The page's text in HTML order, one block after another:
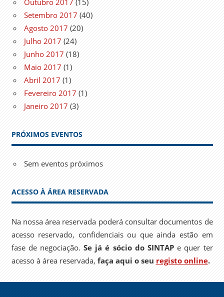
Setembro 2017 (40)
Agosto 2017 (20)
Julho 2017 (24)
Junho 2017 (18)
Maio 2017 (1)
Abril 2017 (1)
Fevereiro 2017 (1)
Janeiro 2017 (3)
PRÓXIMOS EVENTOS
Sem eventos próximos
ACESSO À ÁREA RESERVADA
Na nossa área reservada poderá consultar documentos de
acesso reservado, confidenciais ou que ainda estão em
fase de negociação.Se já é sócio do SINTAPe quer ter
acesso à área reservada, faça aqui o seu registo online.